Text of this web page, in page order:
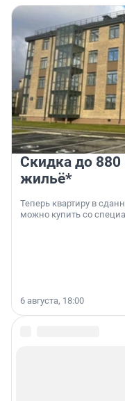
Скидка до 880
жильё*
Теперь квартиру в
можно купить со
6 августа, 18:00